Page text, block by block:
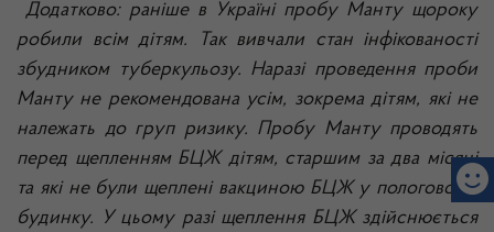
Додатково: раніше в Україні пробу Манту щороку
робили всім дітям. Так вивчали стан інфікованості
збудником туберкульозу. Наразі проведення проби
Манту не рекомендована усім, зокрема дітям, які не
належать до груп ризику. Пробу Манту проводять
перед щепленням БЦЖ дітям, старшим за два місяці
та які не були щеплені вакциною БЦЖ у пологовому
будинку. У цьому разі щеплення БЦЖ здійснюється